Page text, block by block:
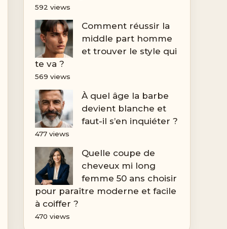
592 views
Comment réussir la
middle part homme
et trouver le style qui
te va ?
569 views
À quel âge la barbe
devient blanche et
faut-il s’en inquiéter ?
477 views
Quelle coupe de
cheveux mi long
femme 50 ans choisir
pour paraître moderne et facile
à coiffer ?
470 views